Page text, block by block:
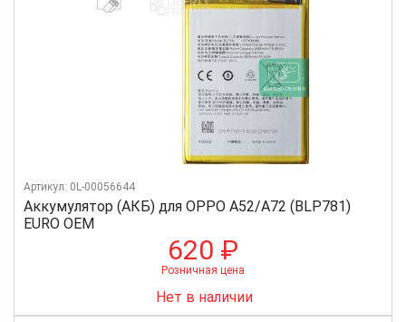
Аккумулятор (АКБ) для OPPO A52/A72 (BLP781)
EURO OEM
Артикул: 0L-00056644
620 ₽
Розничная цена
Нет в наличии